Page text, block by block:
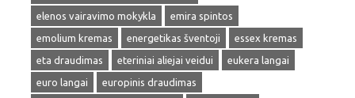
elenos vairavimo mokykla
emira spintos
emolium kremas
energetikas šventoji
essex kremas
eta draudimas
eteriniai aliejai veidui
eukera langai
euro langai
europinis draudimas